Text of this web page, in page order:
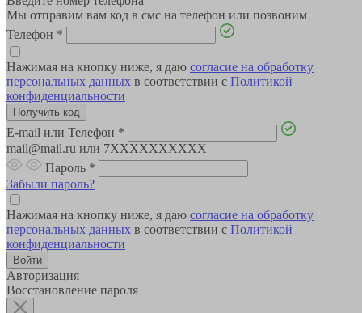
Мы отправим вам код в смс на телефон или позвоним
Телефон *
Нажимая на кнопку ниже, я даю согласие на обработку
персональных данных в соответствии с Политикой
конфиденциальности
E-mail или Телефон *
mail@mail.ru или 7XXXXXXXXXX
Пароль *
Забыли пароль?
Нажимая на кнопку ниже, я даю согласие на обработку
персональных данных в соответствии с Политикой
конфиденциальности
Авторизация
Восстановление пароля